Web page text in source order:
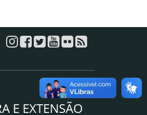
E EXTENSÃO